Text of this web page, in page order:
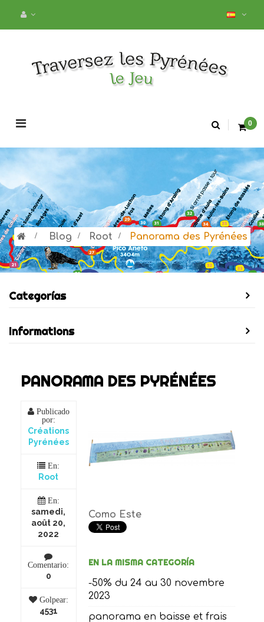
Navegación
palanca
0
> Blog > Root > Panorama des Pyrénées
Categorías
Informations
PANORAMA DES PYRÉNÉES
Publicado
por:
Créations
Pyrénées
En:
Root
En:
samedi,
août 20,
2022
Comentario:
0
Golpear:
4531
Como Este
EN LA MISMA CATEGORÍA
-50% du 24 au 30 novembre
2023
panorama en baisse et frais